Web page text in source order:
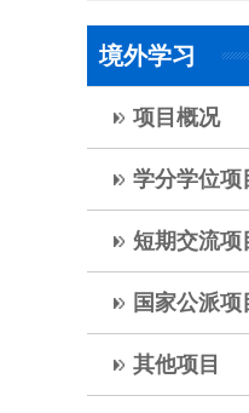
境外学习
项目概况
学分学位项
短期交流项
国家公派项
其他项目